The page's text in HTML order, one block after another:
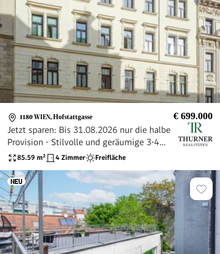
1180 WIEN, Hofstattgasse € 699.000
Jetzt sparen: Bis 31.08.2026 nur die halbe
Provision - Stilvolle und geräumige 3-4
Zimmer-Altbauwohnung mit Balkon, nahe
85.59 m² 4 Zimmer Freifläche